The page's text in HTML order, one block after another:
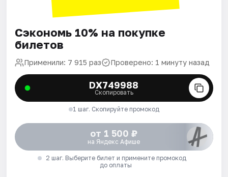
Сэкономь 10% на покупке
билетов
Применили: 7 915 раз Проверено: 1 минуту назад
DX749988
Скопировать
1 шаг. Скопируйте промокод
от 1 500 ₽
на Яндекс Афише
2 шаг. Выберите билет и примените промокод
до оплаты